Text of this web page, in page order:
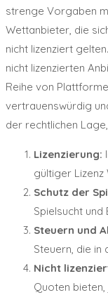
strenge Vorgaben
Wettanbieter, die
nicht lizenziert
nicht lizenzierten
Reihe von
vertrauenswürdig
der rechtlichen
Lizenzierung:
gültiger Lizenz
Schutz der
Spielsucht und
Steuern und
Steuern, die in
Nicht
Quoten